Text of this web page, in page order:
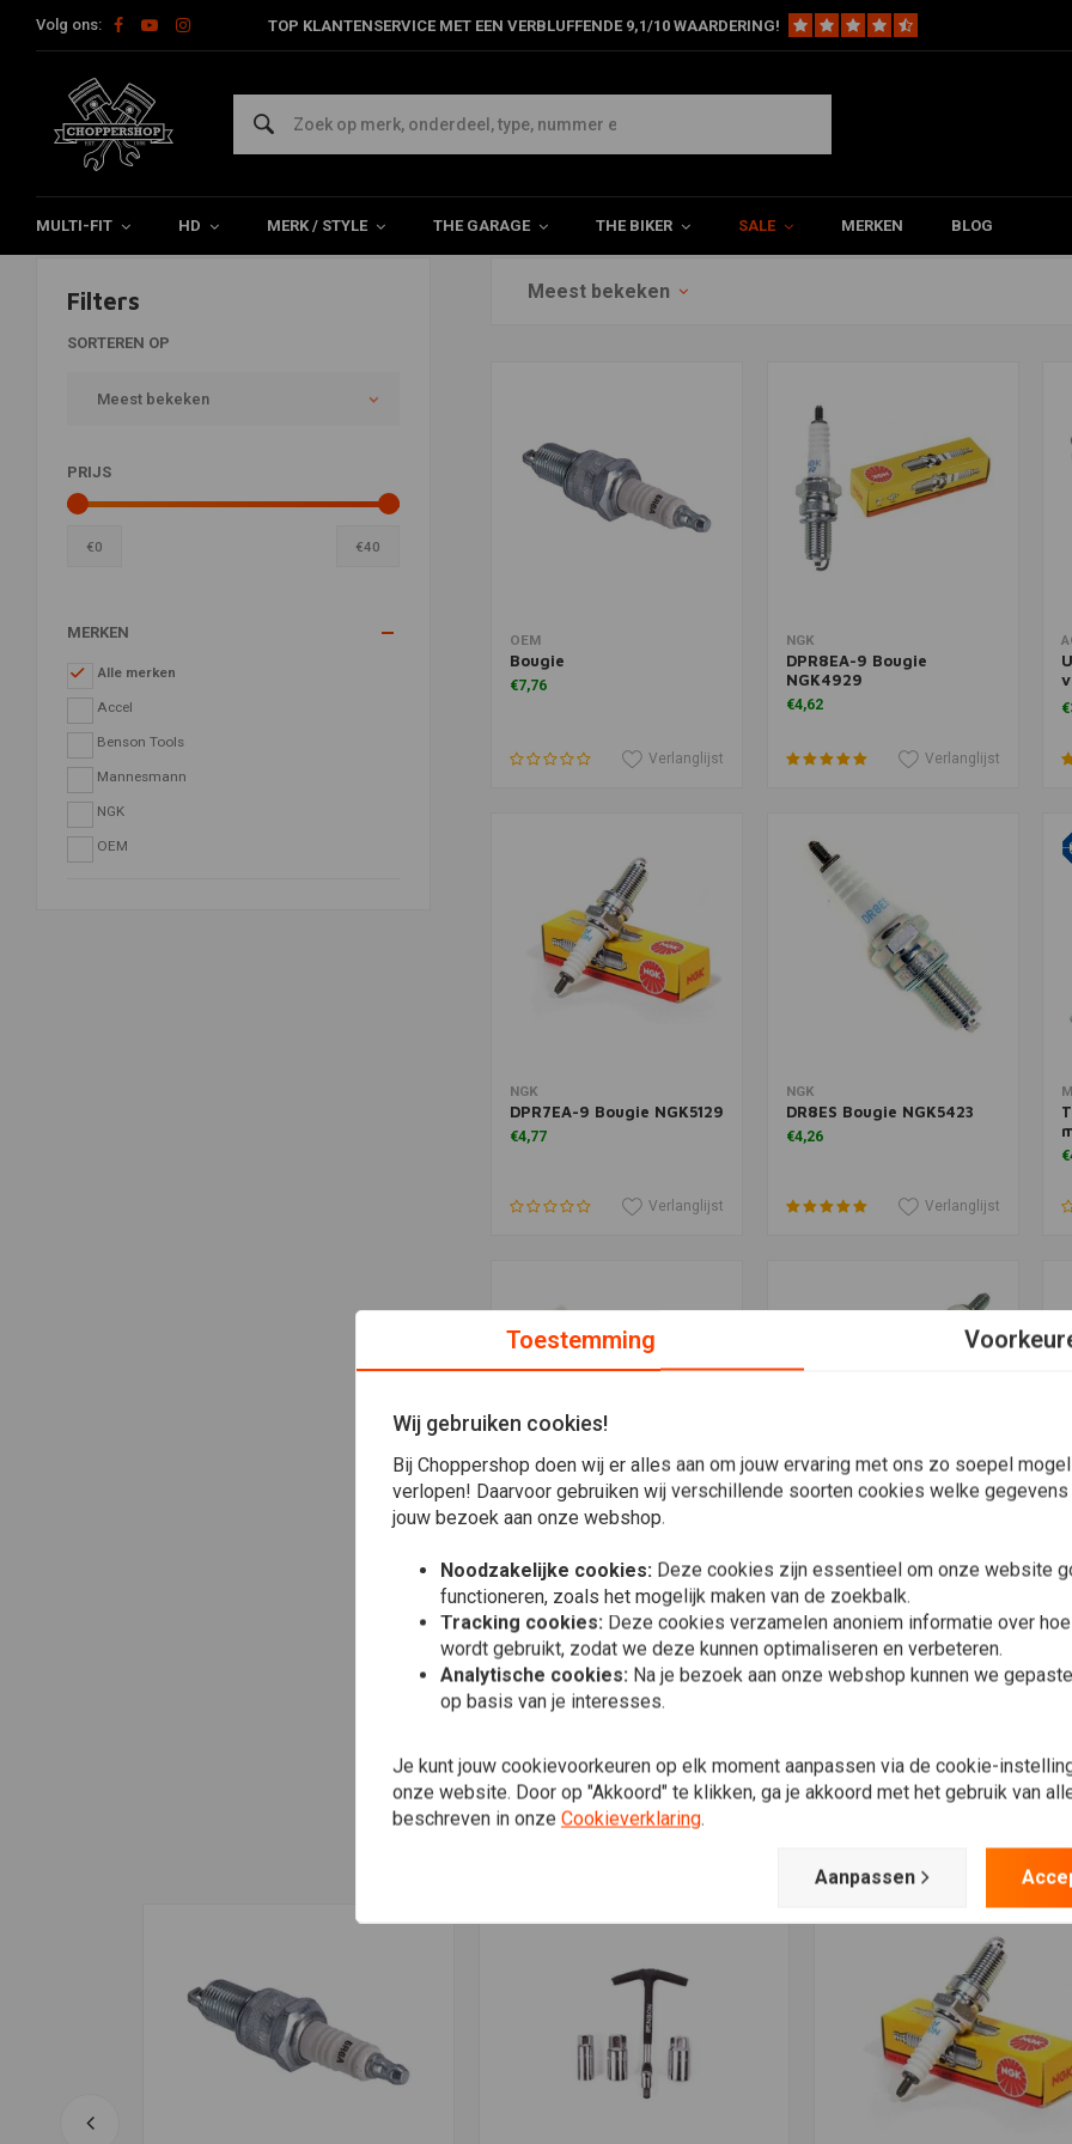
Volg ons: TOP KLANTENSERVICE MET EEN VERBLUFFENDE 9,1/10 WAARDERING!
MULTI-FIT HD MERK / STYLE THE GARAGE THE BIKER SALE MERKEN BLOG
Bougies
Home The Garage Ontsteking Bougies
Filters
SORTEREN OP
Meest bekeken
PRIJS
€0 €40
MERKEN
Alle merken
Accel
Benson Tools
Mannesmann
NGK
OEM
Meest bekeken
Toevoegen aan winkelwagen
OEM
Bougie
€7,76
Verlanglijst
Toevoegen aan winkelwagen
NGK
DPR8EA-9 Bougie
NGK4929
€4,62
Verlanglijst
Toevoegen aan winkelwagen
NGK
DPR7EA-9 Bougie NGK5129
€4,77
Verlanglijst
Toevoegen aan winkelwagen
NGK
DR8ES Bougie NGK5423
€4,26
Verlanglijst
€2,90
Verlanglijst
D8EA Bougie NGK2120
€5,06
Verlanglijst
Wellicht ook interessant voor
Toestemming
Wij gebruiken cookies!
Bij Choppershop doen wij er alles aan om jouw ervaring met ons zo soepel
verlopen! Daarvoor gebruiken wij verschillende soorten cookies welke
jouw bezoek aan onze webshop.
Noodzakelijke cookies: Deze cookies zijn essentieel om onze website
functioneren, zoals het mogelijk maken van de zoekbalk.
Tracking cookies: Deze cookies verzamelen anoniem informatie over
wordt gebruikt, zodat we deze kunnen optimaliseren en verbeteren.
Analytische cookies: Na je bezoek aan onze webshop kunnen we
op basis van je interesses.
Je kunt jouw cookievoorkeuren op elk moment aanpassen via de cookie-
onze website. Door op "Akkoord" te klikken, ga je akkoord met het gebruik van
beschreven in onze Cookieverklaring.
Aanpassen